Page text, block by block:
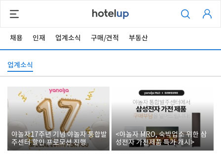
채용 인재 업계소식 구매/견적 부동산
업계소식
야놀자17주년 기념 야놀자 통합발
주센터 할인 프로모션 진행
<야놀자 MRO, 숙박업소 위한 삼
성전자 가전제품 특가 개시>